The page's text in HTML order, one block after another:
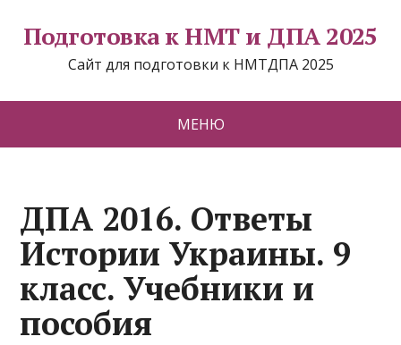
Подготовка к НМТ и ДПА 2025
Сайт для подготовки к НМТДПА 2025
МЕНЮ
ДПА 2016. Ответы
Истории Украины. 9
класс. Учебники и
пособия